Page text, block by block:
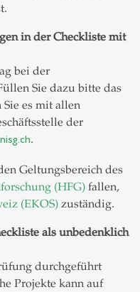
in der Checkliste mit
bei der
Sie dazu bitte das
es mit allen
der
.
Geltungsbereich des
(HFG) fallen,
(EKOS) zuständig.
als unbedenklich
durchgeführt
Projekte kann auf